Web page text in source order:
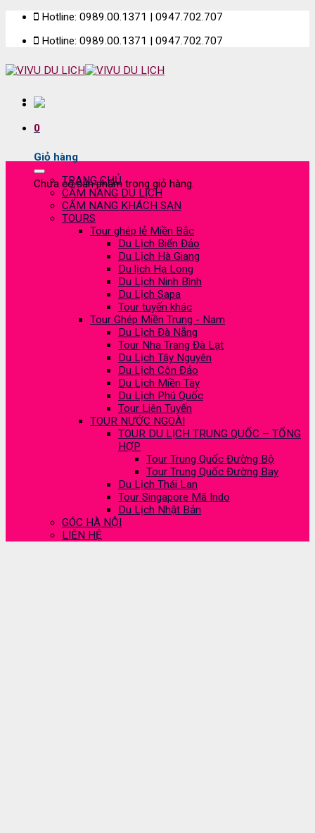
Skip
content
Hotline: 0989.00.1371 | 0947.702.707
Hotline: 0989.00.1371 | 0947.702.707
0
Giỏ hàng
Chưa có sản phẩm trong giỏ hàng.
TRANG CHỦ
CẨM NANG DU LỊCH
CẨM NANG KHÁCH SẠN
TOURS
Tour ghép lẻ Miền Bắc
Du Lịch Biển Đảo
Du Lịch Hà Giang
Du lịch Hạ Long
Du Lịch Ninh Bình
Du Lịch Sapa
Tour tuyến khác
Tour Ghép Miền Trung - Nam
Du Lịch Đà Nẵng
Tour Nha Trang Đà Lạt
Du Lịch Tây Nguyên
Du Lịch Côn Đảo
Du Lịch Miền Tây
Du Lịch Phú Quốc
Tour Liên Tuyến
TOUR NƯỚC NGOÀI
TOUR DU LỊCH TRUNG QUỐC – TỔNG
HỢP
Tour Trung Quốc Đường Bộ
Tour Trung Quốc Đường Bay
Du Lịch Thái Lan
Tour Singapore Mã Indo
Du Lịch Nhật Bản
GÓC HÀ NỘI
LIÊN HỆ